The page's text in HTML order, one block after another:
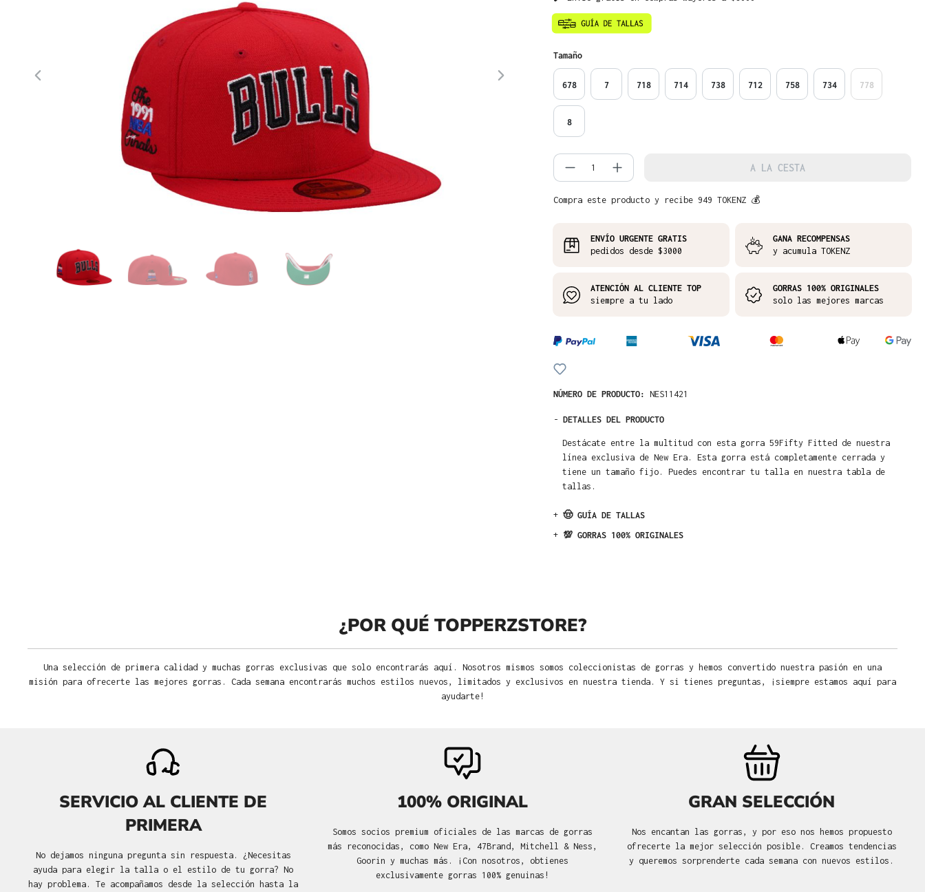
Seleccione
Tamaño
678 7 718 714 738 712 758 734 778
8
Cantidad del producto: introduce la
A LA CESTA
Compra este producto y recibe 949 TOKENZ 💰
ENVÍO URGENTE GRATIS
pedidos desde $3000
GANA RECOMPENSAS
y acumula TOKENZ
ATENCIÓN AL CLIENTE TOP
siempre a tu lado
GORRAS 100% ORIGINALES
solo las mejores marcas
NÚMERO DE PRODUCTO: NES11421
- DETALLES DEL PRODUCTO
Destácate entre la multitud con esta gorra 59Fifty Fitted de nuestra
línea exclusiva de New Era. Esta gorra está completamente cerrada y
tiene un tamaño fijo. Puedes encontrar tu talla en nuestra tabla de
tallas.
+ 🤠 GUÍA DE TALLAS
+ 💯 GORRAS 100% ORIGINALES
¿POR QUÉ TOPPERZSTORE?
Una selección de primera calidad y muchas gorras exclusivas que solo encontrarás aquí. Nosotros mismos somos coleccionistas de gorras y hemos convertido nuestra pasión en una
misión para ofrecerte las mejores gorras. Cada semana encontrarás muchos estilos nuevos, limitados y exclusivos en nuestra tienda. Y si tienes preguntas, ¡siempre estamos aquí para
ayudarte!
SERVICIO AL CLIENTE DE
PRIMERA
No dejamos ninguna pregunta sin respuesta. ¿Necesitas
ayuda para elegir la talla o el estilo de tu gorra? No
hay problema. Te acompañamos desde la selección hasta la
100% ORIGINAL
Somos socios premium oficiales de las marcas de gorras
más reconocidas, como New Era, 47Brand, Mitchell & Ness,
Goorin y muchas más. ¡Con nosotros, obtienes
exclusivamente gorras 100% genuinas!
GRAN SELECCIÓN
Nos encantan las gorras, y por eso nos hemos propuesto
ofrecerte la mejor selección posible. Creamos tendencias
y queremos sorprenderte cada semana con nuevos estilos.